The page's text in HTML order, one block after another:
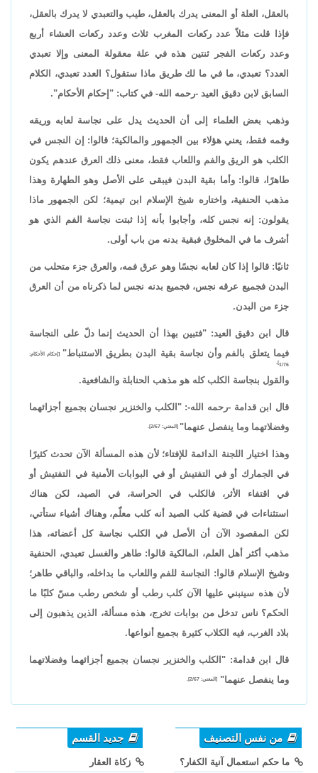
بالعقل، العلة أو المعنى يدرك بالعقل، طيب والتعبدي لا يدرك بالعقل،
فإذا قلت مثلاً عدد ركعات المغرب ثلاث وعدد ركعات العشاء أربع
وعدد ركعات الفجر ثنتين هذه في علة معقولة المعنى وإلا تعبدي
العدد؟ تعبدي، ما في ما لك طريق ماذا ستقول؟ العدد تعبدي، الكلام
السابق لابن دقيق العيد -رحمه الله- في كتاب: "إحكام الأحكام".
وذهب بعض العلماء إلى أن الحديث يدل على نجاسة لعابه وريقه
وفمه فقط، يعني هؤلاء بين الجمهور والمالكية؛ قالوا: إن النجس في
الكلب هو الريق والفم واللعاب فقط، معنى ذلك العرق عندهم يكون
طاهرًا، قالوا: وأما بقية البدن فيبقى على الأصل وهو الطهارة وهذا
مذهب الحنفية، واختاره شيخ الإسلام ابن تيمية؛ لكن الجمهور ماذا
يقولون: إنه نجس كله، وأجابوا بأنه إذا ثبتت نجاسة الفم الذي هو
أشرف ما في المخلوق فبقية بدنه من باب أولى.
ثانيًا: قالوا إذا كان لعابه نجسًا وهو عرق فمه، والعرق جزء متحلب من
البدن فجميع عرقه نجس، فجميع بدنه نجس لما ذكرناه من أن العرق
جزء من البدن.
قال ابن دقيق العيد: "فتبين بهذا أن الحديث إنما دلّ على النجاسة
فيما يتعلق بالفم وأن نجاسة بقية البدن بطريق الاستنباط" [إحكام الأحكام:
1/76].
والقول بنجاسة الكلب كله هو مذهب الحنابلة والشافعية.
قال ابن قدامة -رحمه الله-: "الكلب والخنزير نجسان بجميع أجزائهما
وفضلاتهما وما ينفصل عنهما" [المغني: 2/67].
وهذا اختيار اللجنة الدائمة للإفتاء؛ لأن هذه المسألة الآن تحدث كثيرًا
في الجمارك أو في التفتيش أو في البوابات الأمنية في التفتيش أو
في اقتفاء الأثر، فالكلب في الحراسة، في الصيد، لكن هناك
استثناءات في قضية كلب الصيد أنه كلب معلّم، وهناك أشياء ستأتي،
لكن المقصود الآن أن الأصل في الكلب نجاسة كل أعضائه، هذا
مذهب أكثر أهل العلم، المالكية قالوا: طاهر والغسل تعبدي، الحنفية
وشيخ الإسلام قالوا: النجاسة للفم واللعاب ما بداخله، والباقي طاهر؛
لأن هذه سينبني عليها الآن كلب رطب أو شخص رطب مسّ كلبًا ما
الحكم؟ ناس تدخل من بوابات تخرج، هذه مسألة، الذين يذهبون إلى
بلاد الغرب، فيه الكلاب كثيرة بجميع أنواعها.
قال ابن قدامة: "الكلب والخنزير نجسان بجميع أجزائهما وفضلاتهما
وما ينفصل عنهما" [المغني: 2/67].
من نفس التصنيف
ما حكم استعمال آنية الكفار؟
جديد القسم
زكاة العقار